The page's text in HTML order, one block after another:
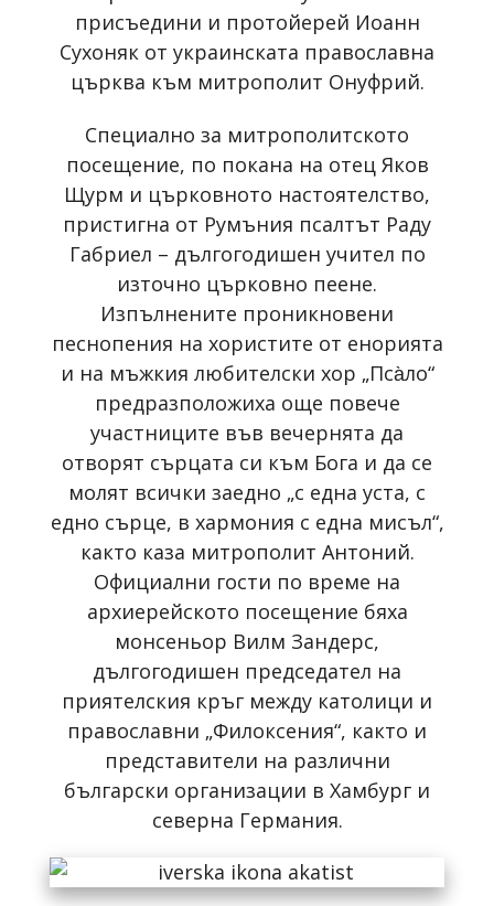
присъедини и протойерей Иоанн
Сухоняк от украинската православна
църква към митрополит Онуфрий.
Специално за митрополитското
посещение, по покана на отец Яков
Щурм и църковното настоятелство,
пристигна от Румъния псалтът Раду
Габриел – дългогодишен учител по
източно църковно пеене.
Изпълнените проникновени
песнопения на хористите от енорията
и на мъжкия любителски хор „Пса̀ло“
предразположиха още повече
участниците във вечернята да
отворят сърцата си към Бога и да се
молят всички заедно „с една уста, с
едно сърце, в хармония с една мисъл“,
както каза митрополит Антоний.
Официални гости по време на
архиерейското посещение бяха
монсеньор Вилм Зандерс,
дългогодишен председател на
приятелския кръг между католици и
православни „Филоксения“, както и
представители на различни
български организации в Хамбург и
северна Германия.